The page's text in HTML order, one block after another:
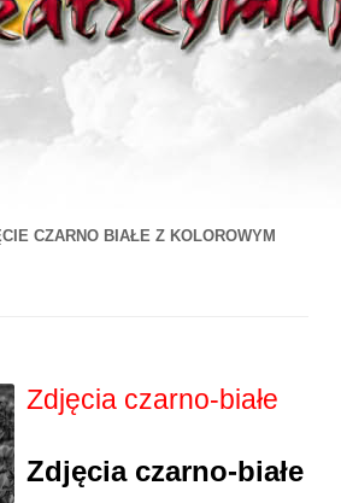
CZARNO BIAŁE Z KOLOROWYM
Zdjęcia czarno-białe
Zdjęcia czarno-białe